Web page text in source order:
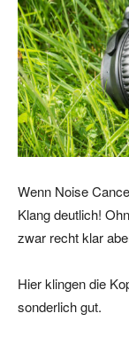
Wenn Noise
Klang deutlich!
zwar recht klar
Hier klingen die
sonderlich gut.